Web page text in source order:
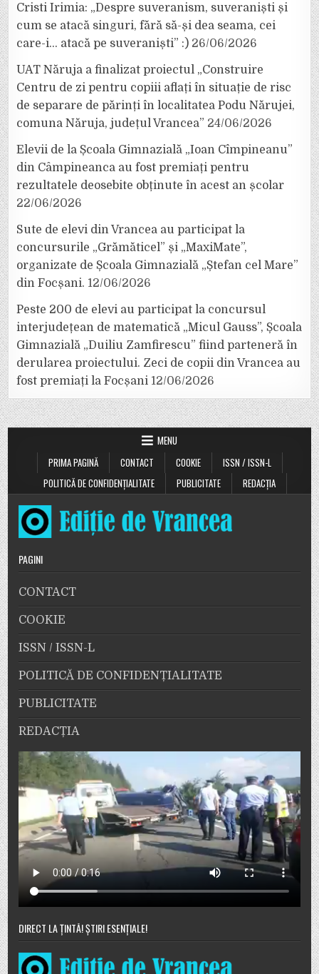
Cristi Irimia: „Despre suveranism, suveraniști și
cum se atacă singuri, fără să-și dea seama, cei
care-i… atacă pe suveraniști” :) 26/06/2026
UAT Năruja a finalizat proiectul „Construire
Centru de zi pentru copiii aflați în situație de risc
de separare de părinți în localitatea Podu Nărujei,
comuna Năruja, județul Vrancea” 24/06/2026
Elevii de la Școala Gimnazială „Ioan Cîmpineanu”
din Câmpineanca au fost premiați pentru
rezultatele deosebite obținute în acest an școlar
22/06/2026
Sute de elevi din Vrancea au participat la
concursurile „Grămăticel” și „MaxiMate”,
organizate de Școala Gimnazială „Ștefan cel Mare”
din Focșani. 12/06/2026
Peste 200 de elevi au participat la concursul
interjudețean de matematică „Micul Gauss”, Școala
Gimnazială „Duiliu Zamfirescu” fiind parteneră în
derularea proiectului. Zeci de copii din Vrancea au
fost premiați la Focșani 12/06/2026
MENU
PRIMA PAGINĂ
CONTACT COOKIE
ISSN / ISSN-L
POLITICĂ DE CONFIDENȚIALITATE
PUBLICITATE REDACȚIA
PAGINI
CONTACT
COOKIE
ISSN / ISSN-L
POLITICĂ DE CONFIDENȚIALITATE
PUBLICITATE
REDACȚIA
DIRECT LA ȚINTĂ! ȘTIRI ESENȚIALE!